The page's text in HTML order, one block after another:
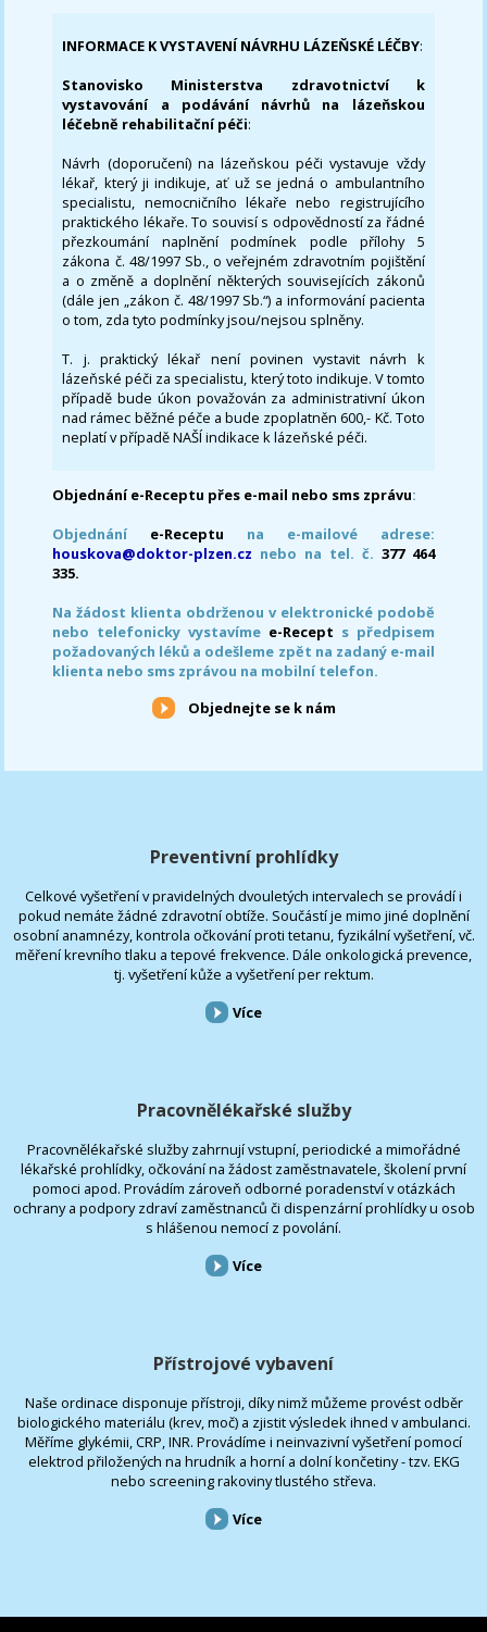
INFORMACE K VYSTAVENÍ NÁVRHU LÁZEŇSKÉ LÉČBY:
Stanovisko Ministerstva zdravotnictví k
vystavování a podávání návrhů na lázeňskou
léčebně rehabilitační péči:
Návrh (doporučení) na lázeňskou péči vystavuje vždy
lékař, který ji indikuje, ať už se jedná o ambulantního
specialistu, nemocničního lékaře nebo registrujícího
praktického lékaře. To souvisí s odpovědností za řádné
přezkoumání naplnění podmínek podle přílohy 5
zákona č. 48/1997 Sb., o veřejném zdravotním pojištění
a o změně a doplnění některých souvisejících zákonů
(dále jen „zákon č. 48/1997 Sb.“) a informování pacienta
o tom, zda tyto podmínky jsou/nejsou splněny.
T. j. praktický lékař není povinen vystavit návrh k
lázeňské péči za specialistu, který toto indikuje. V tomto
případě bude úkon považován za administrativní úkon
nad rámec běžné péče a bude zpoplatněn 600,- Kč. Toto
neplatí v případě NAŠÍ indikace k lázeňské péči.
Objednání e-Receptu přes e-mail nebo sms zprávu:
Objednání e-Receptu na e-mailové adrese:
houskova@doktor-plzen.cz nebo na tel. č. 377 464
335.
Na žádost klienta obdrženou v elektronické podobě
nebo telefonicky vystavíme e-Recept s předpisem
požadovaných léků a odešleme zpět na zadaný e-mail
klienta nebo sms zprávou na mobilní telefon.
Objednejte se k nám
Preventivní prohlídky
Celkové vyšetření v pravidelných dvouletých intervalech se provádí i
pokud nemáte žádné zdravotní obtíže. Součástí je mimo jiné doplnění
osobní anamnézy, kontrola očkování proti tetanu, fyzikální vyšetření, vč.
měření krevního tlaku a tepové frekvence. Dále onkologická prevence,
tj. vyšetření kůže a vyšetření per rektum.
Více
Pracovnělékařské služby
Pracovnělékařské služby zahrnují vstupní, periodické a mimořádné
lékařské prohlídky, očkování na žádost zaměstnavatele, školení první
pomoci apod. Provádím zároveň odborné poradenství v otázkách
ochrany a podpory zdraví zaměstnanců či dispenzární prohlídky u osob
s hlášenou nemocí z povolání.
Více
Přístrojové vybavení
Naše ordinace disponuje přístroji, díky nimž můžeme provést odběr
biologického materiálu (krev, moč) a zjistit výsledek ihned v ambulanci.
Měříme glykémii, CRP, INR. Provádíme i neinvazivní vyšetření pomocí
elektrod přiložených na hrudník a horní a dolní končetiny - tzv. EKG
nebo screening rakoviny tlustého střeva.
Více